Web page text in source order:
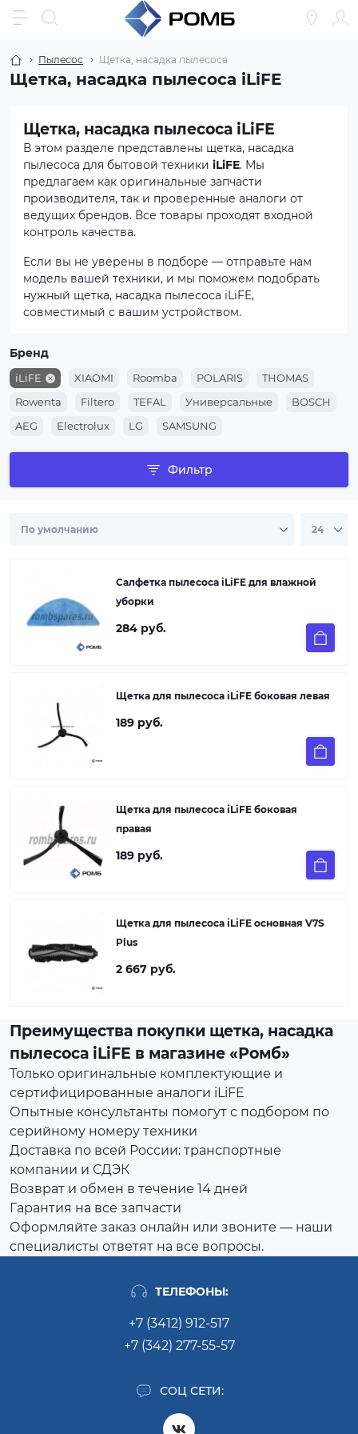
Пылесос Щетка, насадка пылесоса
Щетка, насадка пылесоса iLiFE
Щетка, насадка пылесоса iLiFE
В этом разделе представлены щетка, насадка
пылесоса для бытовой техники iLiFE. Мы
предлагаем как оригинальные запчасти
производителя, так и проверенные аналоги от
ведущих брендов. Все товары проходят входной
контроль качества.
Если вы не уверены в подборе — отправьте нам
модель вашей техники, и мы поможем подобрать
нужный щетка, насадка пылесоса iLiFE,
совместимый с вашим устройством.
Бренд
iLiFE XIAOMI Roomba POLARIS
THOMAS
Rowenta
Filtero TEFAL Универсальные
BOSCH
AEG
Electrolux LG SAMSUNG
Фильтр
Салфетка пылеcоса iLiFE для влажной
уборки
284 руб.
Щетка для пылеcоса iLiFE боковая левая
189 руб.
Щетка для пылеcоса iLiFE боковая
правая
189 руб.
Щетка для пылеcоса iLiFE основная V7S
Plus
2 667 руб.
Преимущества покупки щетка, насадка
пылесоса iLiFE в магазине «Ромб»
Только оригинальные комплектующие и
сертифицированные аналоги iLiFE
Опытные консультанты помогут с подбором по
серийному номеру техники
Доставка по всей России: транспортные
компании и СДЭК
Возврат и обмен в течение 14 дней
Гарантия на все запчасти
Оформляйте заказ онлайн или звоните — наши
специалисты ответят на все вопросы.
ТЕЛЕФОНЫ:
+7 (3412) 912-517
+7 (342) 277-55-57
СОЦ СЕТИ: